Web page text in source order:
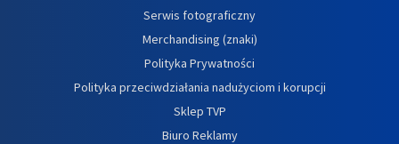
Serwis fotograficzny
Merchandising (znaki)
Polityka Prywatności
Polityka przeciwdziałania nadużyciom i korupcji
Sklep TVP
Biuro Reklamy